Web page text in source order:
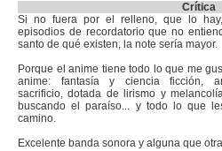
Crítica
Si no fuera por el relleno, que lo
episodios de recordatorio que no
santo de qué existen, la note sería mayor.
Porque el anime tiene todo lo que me
anime: fantasía y ciencia ficción,
sacrificio, dotada de lirismo y
buscando el paraíso... y todo lo que
camino.
Excelente banda sonora y alguna que